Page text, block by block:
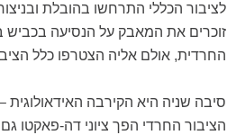
לציבור הכללי התרחשו בהובלת
זוכרים את המאבק על הנסיעה בכביש
החרדית, אולם אליה הצטרפו כלל
סיבה שניה היא הקירבה
הציבור החרדי הפך ציוני דה-פאקטו